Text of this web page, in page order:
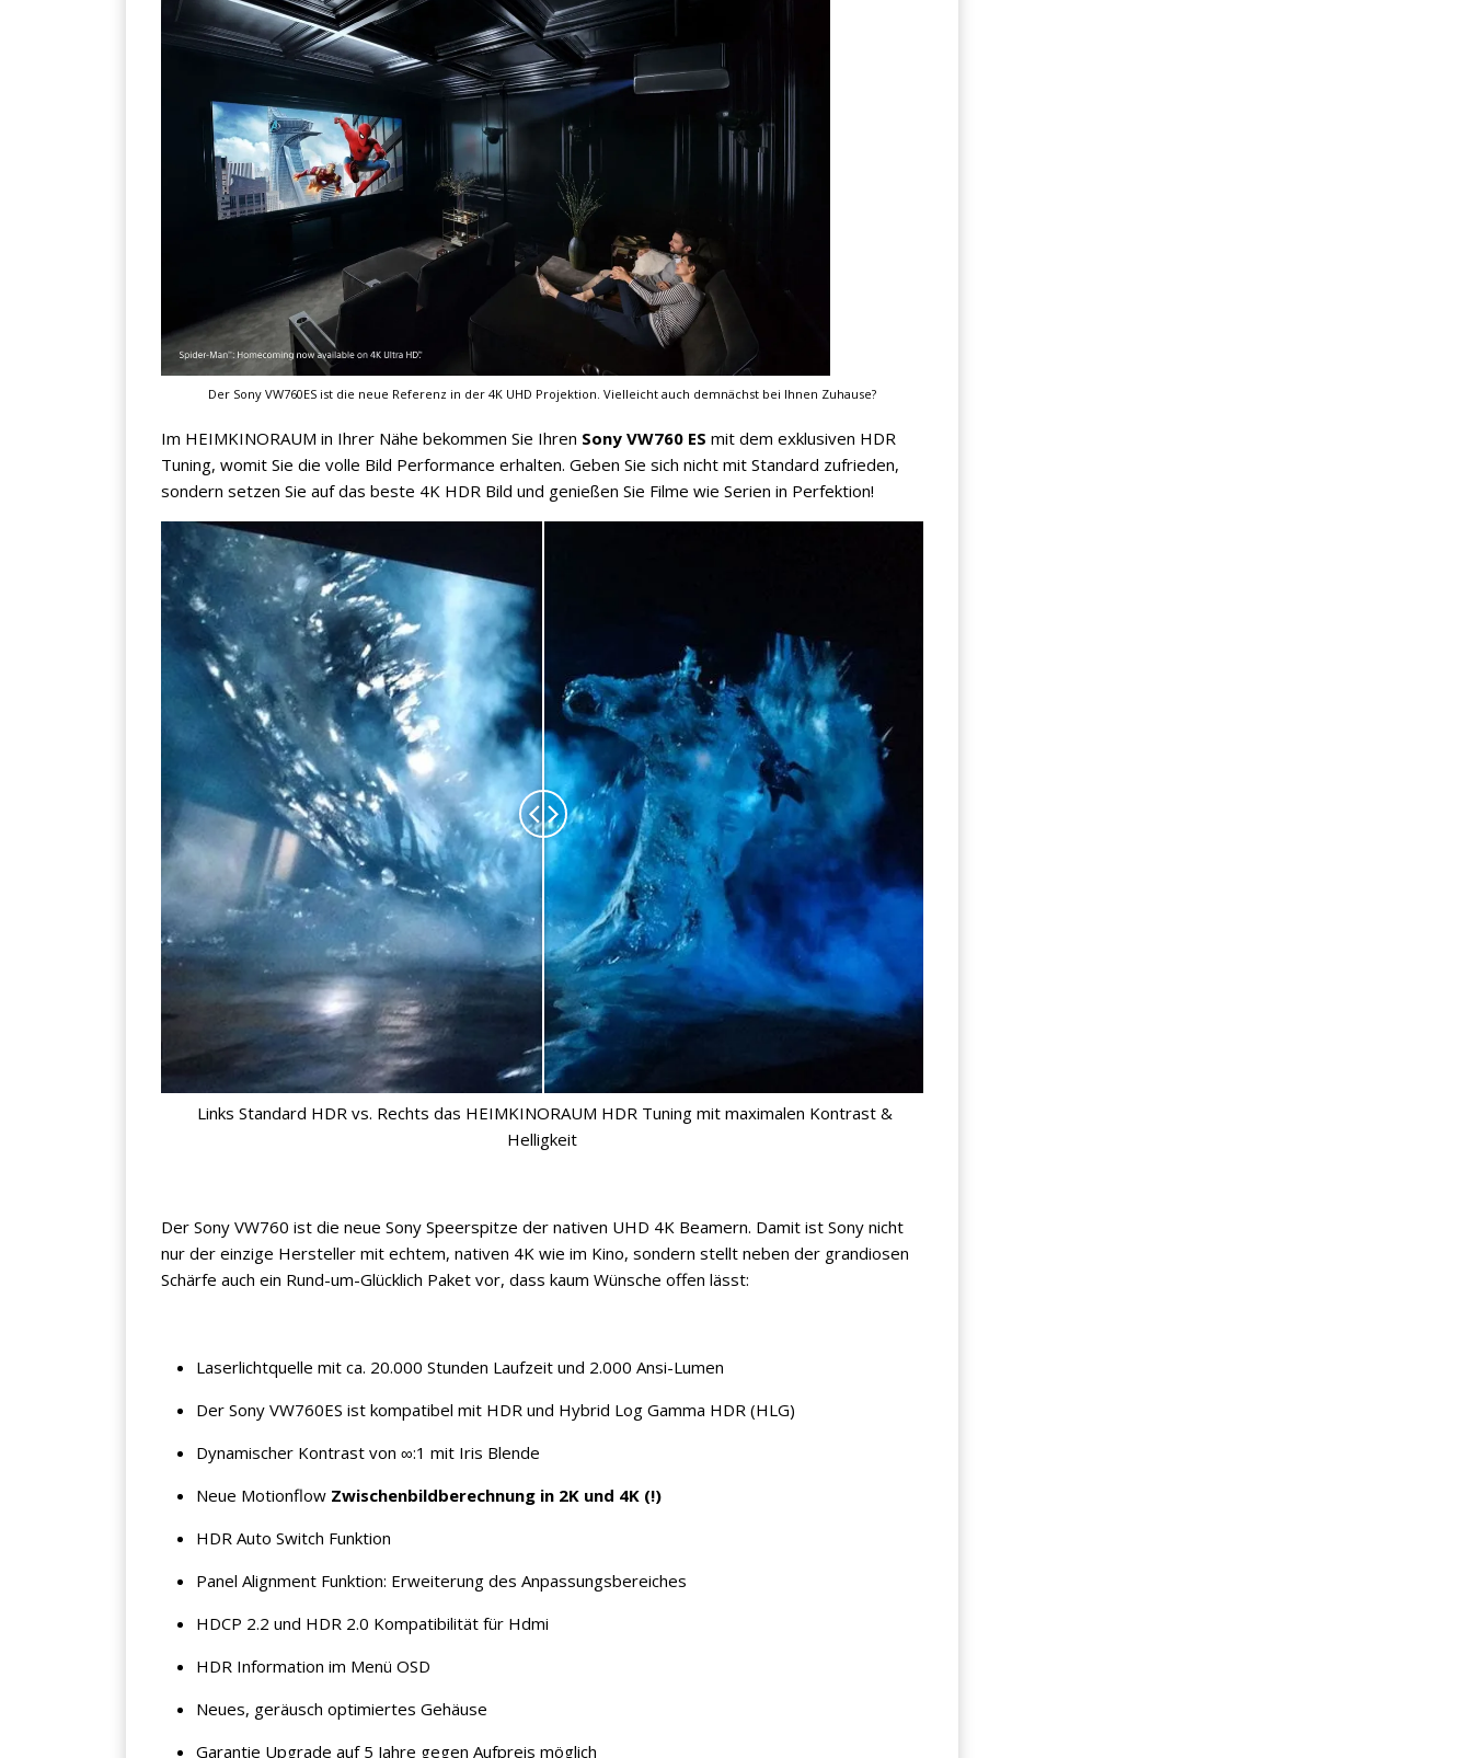
Der Sony VW760ES ist die neue Referenz in der 4K UHD Projektion. Vielleicht auch demnächst bei Ihnen Zuhause?
Im HEIMKINORAUM in Ihrer Nähe bekommen Sie Ihren Sony VW760 ES mit dem exklusiven HDR
Tuning, womit Sie die volle Bild Performance erhalten. Geben Sie sich nicht mit Standard zufrieden,
sondern setzen Sie auf das beste 4K HDR Bild und genießen Sie Filme wie Serien in Perfektion!
Links Standard HDR vs. Rechts das HEIMKINORAUM HDR Tuning mit maximalen Kontrast &
Helligkeit
Der Sony VW760 ist die neue Sony Speerspitze der nativen UHD 4K Beamern. Damit ist Sony nicht
nur der einzige Hersteller mit echtem, nativen 4K wie im Kino, sondern stellt neben der grandiosen
Schärfe auch ein Rund-um-Glücklich Paket vor, dass kaum Wünsche offen lässt:
Laserlichtquelle mit ca. 20.000 Stunden Laufzeit und 2.000 Ansi-Lumen
Der Sony VW760ES ist kompatibel mit HDR und Hybrid Log Gamma HDR (HLG)
Dynamischer Kontrast von ∞:1 mit Iris Blende
Neue Motionflow Zwischenbildberechnung in 2K und 4K (!)
HDR Auto Switch Funktion
Panel Alignment Funktion: Erweiterung des Anpassungsbereiches
HDCP 2.2 und HDR 2.0 Kompatibilität für Hdmi
HDR Information im Menü OSD
Neues, geräusch optimiertes Gehäuse
Garantie Upgrade auf 5 Jahre gegen Aufpreis möglich
×
KEINE ANGEBOTE
VERPASSEN
Erhalten Sie exklusive Angebote, News und
Updates direkt in Ihr Postfach. Kostenlos und
jederzeit kündbar.
Mit der Anmeldung akzeptieren Sie unsere
jederzeit wieder abmelden.